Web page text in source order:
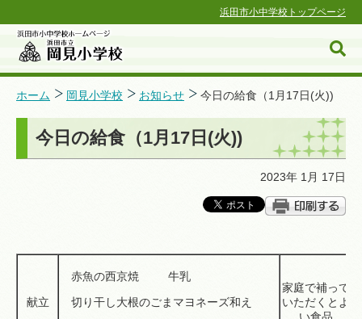
浜田市小中学校トップページ
浜田市小中学校ホームページ
ホーム 岡見小学校 お知らせ 今日の給食（1月17日(火))
今日の給食（1月17日(火))
2023年 1月 17日
献立
赤魚の西京焼 牛乳
切り干し大根のごまマヨネーズ和え
家庭で補って
いただくとよ